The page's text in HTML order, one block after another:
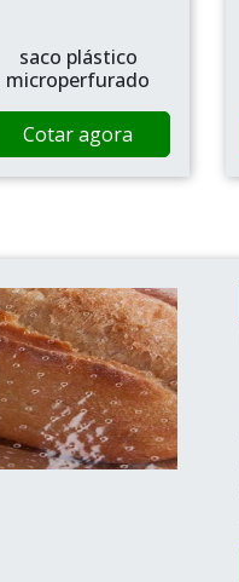
saco plástico
microperfurado
Cotar agora